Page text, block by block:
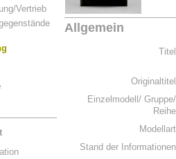
Vertrieb
Allgemein
Titel
Originaltitel
Einzelmodell/ Gruppe/
Reihe
Modellart
Stand der Informationen